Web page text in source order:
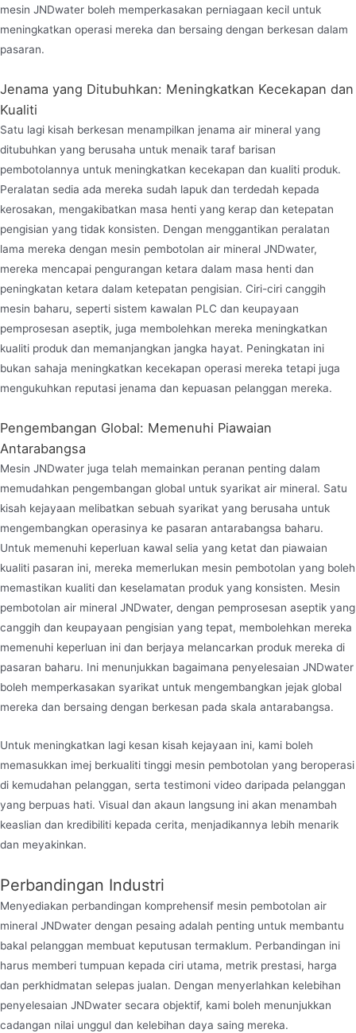
mesin JNDwater boleh memperkasakan perniagaan kecil untuk
meningkatkan operasi mereka dan bersaing dengan berkesan dalam
pasaran.
Jenama yang Ditubuhkan: Meningkatkan Kecekapan dan
Kualiti
Satu lagi kisah berkesan menampilkan jenama air mineral yang
ditubuhkan yang berusaha untuk menaik taraf barisan
pembotolannya untuk meningkatkan kecekapan dan kualiti produk.
Peralatan sedia ada mereka sudah lapuk dan terdedah kepada
kerosakan, mengakibatkan masa henti yang kerap dan ketepatan
pengisian yang tidak konsisten. Dengan menggantikan peralatan
lama mereka dengan mesin pembotolan air mineral JNDwater,
mereka mencapai pengurangan ketara dalam masa henti dan
peningkatan ketara dalam ketepatan pengisian. Ciri-ciri canggih
mesin baharu, seperti sistem kawalan PLC dan keupayaan
pemprosesan aseptik, juga membolehkan mereka meningkatkan
kualiti produk dan memanjangkan jangka hayat. Peningkatan ini
bukan sahaja meningkatkan kecekapan operasi mereka tetapi juga
mengukuhkan reputasi jenama dan kepuasan pelanggan mereka.
Pengembangan Global: Memenuhi Piawaian
Antarabangsa
Mesin JNDwater juga telah memainkan peranan penting dalam
memudahkan pengembangan global untuk syarikat air mineral. Satu
kisah kejayaan melibatkan sebuah syarikat yang berusaha untuk
mengembangkan operasinya ke pasaran antarabangsa baharu.
Untuk memenuhi keperluan kawal selia yang ketat dan piawaian
kualiti pasaran ini, mereka memerlukan mesin pembotolan yang boleh
memastikan kualiti dan keselamatan produk yang konsisten. Mesin
pembotolan air mineral JNDwater, dengan pemprosesan aseptik yang
canggih dan keupayaan pengisian yang tepat, membolehkan mereka
memenuhi keperluan ini dan berjaya melancarkan produk mereka di
pasaran baharu. Ini menunjukkan bagaimana penyelesaian JNDwater
boleh memperkasakan syarikat untuk mengembangkan jejak global
mereka dan bersaing dengan berkesan pada skala antarabangsa.
Untuk meningkatkan lagi kesan kisah kejayaan ini, kami boleh
memasukkan imej berkualiti tinggi mesin pembotolan yang beroperasi
di kemudahan pelanggan, serta testimoni video daripada pelanggan
yang berpuas hati. Visual dan akaun langsung ini akan menambah
keaslian dan kredibiliti kepada cerita, menjadikannya lebih menarik
dan meyakinkan.
Perbandingan Industri
Menyediakan perbandingan komprehensif mesin pembotolan air
mineral JNDwater dengan pesaing adalah penting untuk membantu
bakal pelanggan membuat keputusan termaklum. Perbandingan ini
harus memberi tumpuan kepada ciri utama, metrik prestasi, harga
dan perkhidmatan selepas jualan. Dengan menyerlahkan kelebihan
penyelesaian JNDwater secara objektif, kami boleh menunjukkan
cadangan nilai unggul dan kelebihan daya saing mereka.